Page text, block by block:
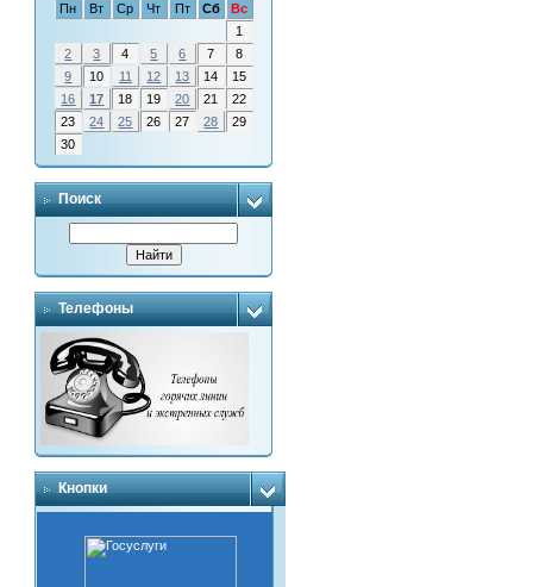
Пн
Вт Ср Чт Пт Сб
Вс
1
2
3 4 5 6 7
8
9
10 11 12 13 14
15
16
17 18 19 20 21
22
23
24 25 26 27 28
29
30
Поиск
Телефоны
Кнопки